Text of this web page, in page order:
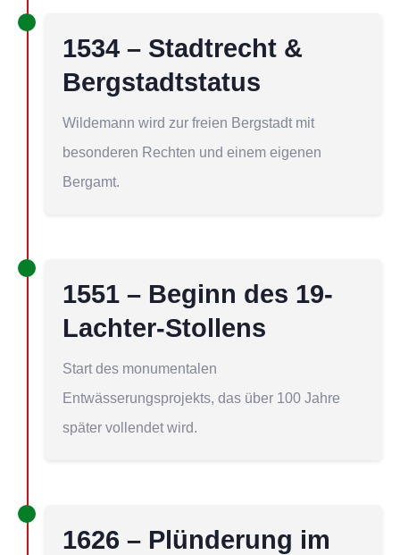
1534 – Stadtrecht &
Bergstadtstatus
Wildemann wird zur freien Bergstadt mit
besonderen Rechten und einem eigenen
Bergamt.
1551 – Beginn des 19-
Lachter-Stollens
Start des monumentalen
Entwässerungsprojekts, das über 100 Jahre
später vollendet wird.
1626 – Plünderung im